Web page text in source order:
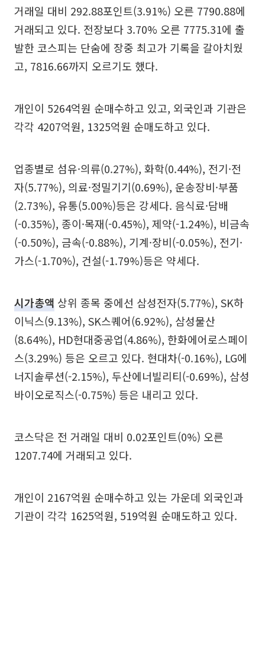
거래일 대비 292.88포인트(3.91%) 오른 7790.88에
거래되고 있다. 전장보다 3.70% 오른 7775.31에 출
발한 코스피는 단숨에 장중 최고가 기록을 갈아치웠
고, 7816.66까지 오르기도 했다.
개인이 5264억원 순매수하고 있고, 외국인과 기관은
각각 4207억원, 1325억원 순매도하고 있다.
업종별로 섬유·의류(0.27%), 화학(0.44%), 전기·전
자(5.77%), 의료·정밀기기(0.69%), 운송장비·부품
(2.73%), 유통(5.00%)등은 강세다. 음식료·담배
(-0.35%), 종이·목재(-0.45%), 제약(-1.24%), 비금속
(-0.50%), 금속(-0.88%), 기계·장비(-0.05%), 전기·
가스(-1.70%), 건설(-1.79%)등은 약세다.
시가총액 상위 종목 중에선 삼성전자(5.77%), SK하
이닉스(9.13%), SK스퀘어(6.92%), 삼성물산
(8.64%), HD현대중공업(4.86%), 한화에어로스페이
스(3.29%) 등은 오르고 있다. 현대차(-0.16%), LG에
너지솔루션(-2.15%), 두산에너빌리티(-0.69%), 삼성
바이오로직스(-0.75%) 등은 내리고 있다.
코스닥은 전 거래일 대비 0.02포인트(0%) 오른
1207.74에 거래되고 있다.
개인이 2167억원 순매수하고 있는 가운데 외국인과
기관이 각각 1625억원, 519억원 순매도하고 있다.